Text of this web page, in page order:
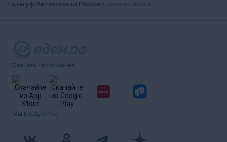
Едем.рф Автовокзалы России
Скачать приложение
Мы в соцсетях